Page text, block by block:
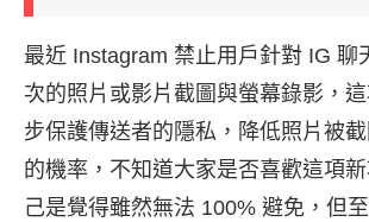
最近 Instagram 禁止用戶針對 IG 聊
次的照片或影片截圖與螢幕錄影，
步保護傳送者的隱私，降低照片被
的機率，不知道大家是否喜歡這項
己是覺得雖然無法 100% 避免，但